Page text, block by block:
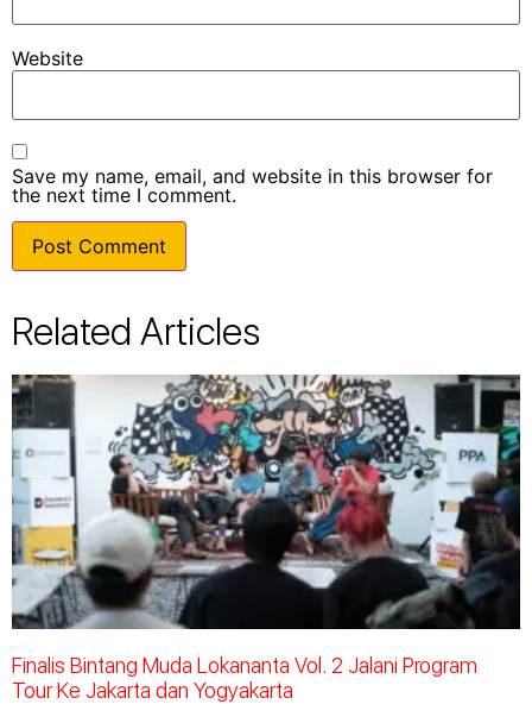
Website
Save my name, email, and website in this browser for
the next time I comment.
Related Articles
Finalis Bintang Muda Lokananta Vol. 2 Jalani Program
Tour Ke Jakarta dan Yogyakarta